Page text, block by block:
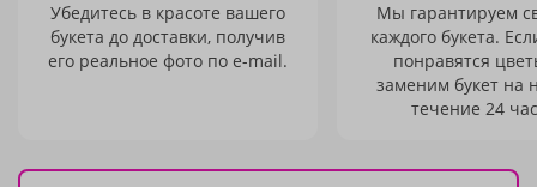
Убедитесь в красоте вашего
букета до доставки, получив
его реальное фото по e-mail.
Мы гарантируем
каждого букета.
понравятся
заменим букет на
течение 24